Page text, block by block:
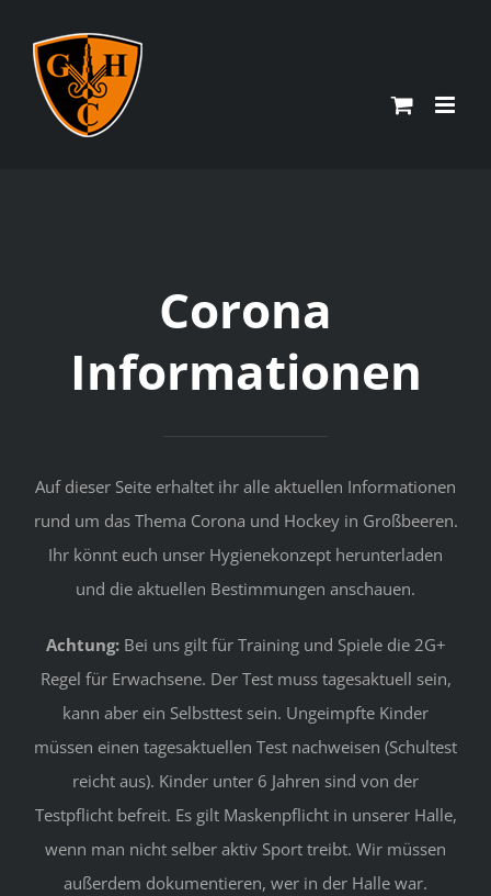
Inhalt
springen
Corona
Informationen
Auf dieser Seite erhaltet ihr alle aktuellen Informationen
rund um das Thema Corona und Hockey in Großbeeren.
Ihr könnt euch unser Hygienekonzept herunterladen
und die aktuellen Bestimmungen anschauen.
Achtung:Bei uns gilt für Training und Spiele die 2G+
Regel für Erwachsene. Der Test muss tagesaktuell sein,
kann aber ein Selbsttest sein. Ungeimpfte Kinder
müssen einen tagesaktuellen Test nachweisen (Schultest
reicht aus). Kinder unter 6 Jahren sind von der
Testpflicht befreit. Es gilt Maskenpflicht in unserer Halle,
wenn man nicht selber aktiv Sport treibt. Wir müssen
außerdem dokumentieren, wer in der Halle war.